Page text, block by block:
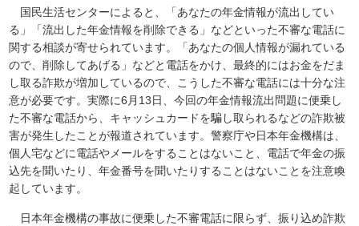
国民生活センターによると、「あなたの年金情報が流出してい
る」「流出した年金情報を削除できる」などといった不審な電話に
関する相談が寄せられています。「あなたの個人情報が漏れている
ので、削除してあげる」などと電話をかけ、最終的にはお金をだま
し取る詐欺が増加しているので、こうした不審な電話には十分な注
意が必要です。実際に6月13日、今回の年金情報流出問題に便乗し
た不審な電話から、キャッシュカードを騙し取られるなどの詐欺被
害が発生したことが報道されています。警察庁や日本年金機構は、
個人宅などに電話やメールをすることはないこと、電話で年金の振
込先を聞いたり、年金番号を聞いたりすることはないことを注意喚
起しています。
日本年金機構の事故に便乗した不審電話に限らず、振り込め詐欺